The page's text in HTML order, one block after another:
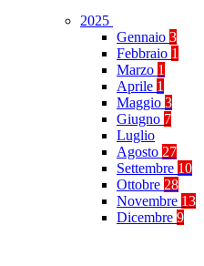
2025
Gennaio 3
Febbraio 1
Marzo 1
Aprile 1
Maggio 3
Giugno 7
Luglio
Agosto 27
Settembre 10
Ottobre 28
Novembre 13
Dicembre 9